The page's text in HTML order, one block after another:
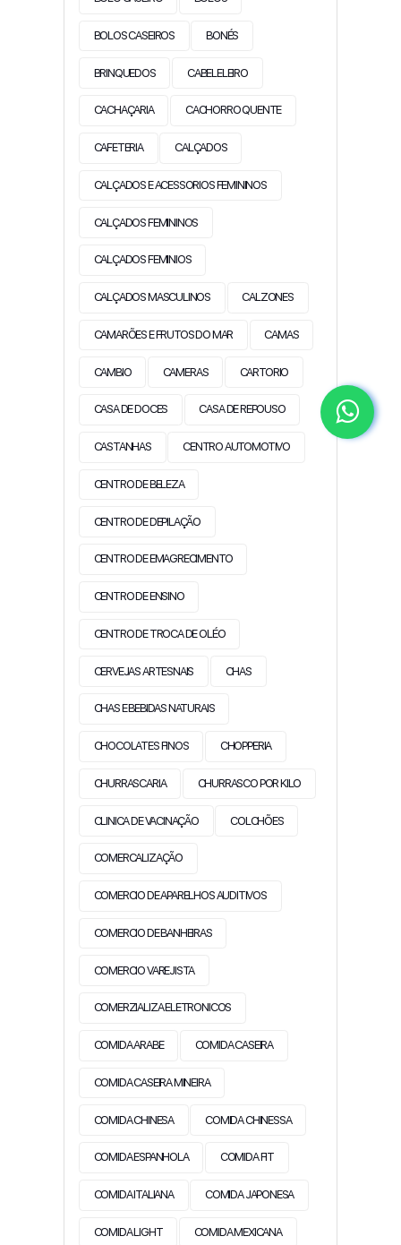
BOLOS CASEIROS BONÉS
BRINQUEDOS CABELELEIRO
CACHAÇARIA CACHORRO QUENTE
CAFETERIA CALÇADOS
CALÇADOS E ACESSORIOS FEMININOS
CALÇADOS FEMININOS
CALÇADOS FEMINIOS
CALÇADOS MASCULINOS CALZONES
CAMARÕES E FRUTOS DO MAR CAMAS
CAMBIO CAMERAS CARTORIO
CASA DE DOCES CASA DE REPOUSO
CASTANHAS CENTRO AUTOMOTIVO
CENTRO DE BELEZA
CENTRO DE DEPILAÇÃO
CENTRO DE EMAGRECIMENTO
CENTRO DE ENSINO
CENTRO DE TROCA DE OLÉO
CERVEJAS ARTESNAIS CHAS
CHAS E BEBIDAS NATURAIS
CHOCOLATES FINOS CHOPPERIA
CHURRASCARIA CHURRASCO POR KILO
CLINICA DE VACINAÇÃO COLCHÕES
COMERCALIZAÇÃO
COMERCIO DE APARELHOS AUDITIVOS
COMERCIO DE BANHEIRAS
COMERCIO VAREJISTA
COMERZIALIZA ELETRONICOS
COMIDA ARABE COMIDA CASEIRA
COMIDA CASEIRA MINEIRA
COMIDA CHINESA COMIDA CHINESSA
COMIDA ESPANHOLA COMIDA FIT
COMIDA ITALIANA COMIDA JAPONESA
COMIDA LIGHT COMIDA MEXICANA